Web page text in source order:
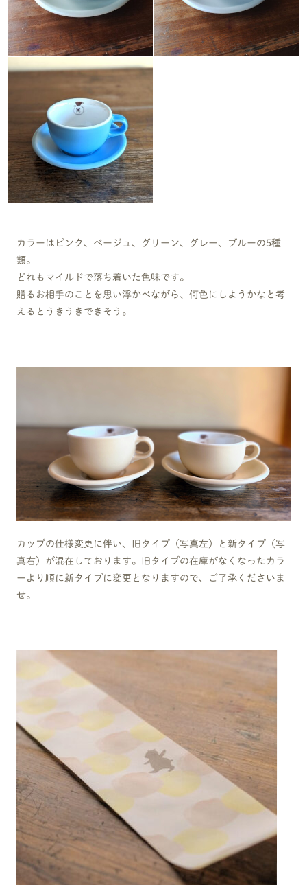
カラーはピンク、ベージュ、グリーン、グレー、ブルーの5種
類。
どれもマイルドで落ち着いた色味です。
贈るお相手のことを思い浮かべながら、何色にしようかなと考
えるとうきうきできそう。
カップの仕様変更に伴い、旧タイプ（写真左）と新タイプ（写
真右）が混在しております。旧タイプの在庫がなくなったカラ
ーより順に新タイプに変更となりますので、ご了承くださいま
せ。